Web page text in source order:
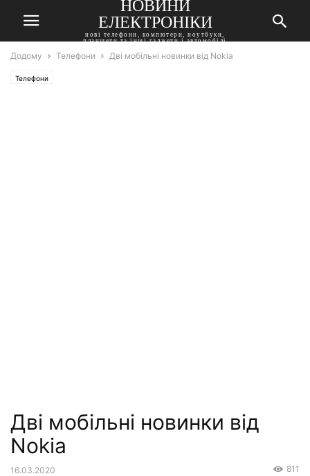
НОВИНИ
ЕЛЕКТРОНІКИ
нові телефони, компютери, ноутбуки,
планшети та інші гаджети і автомобілі
Додому Телефони Дві мобільні новинки від Nokia
Телефони
Дві мобільні новинки від
Nokia
16.03.2020 811